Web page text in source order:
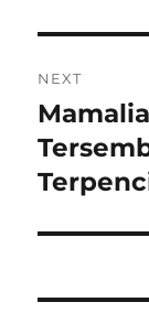
NEXT
Next
post: